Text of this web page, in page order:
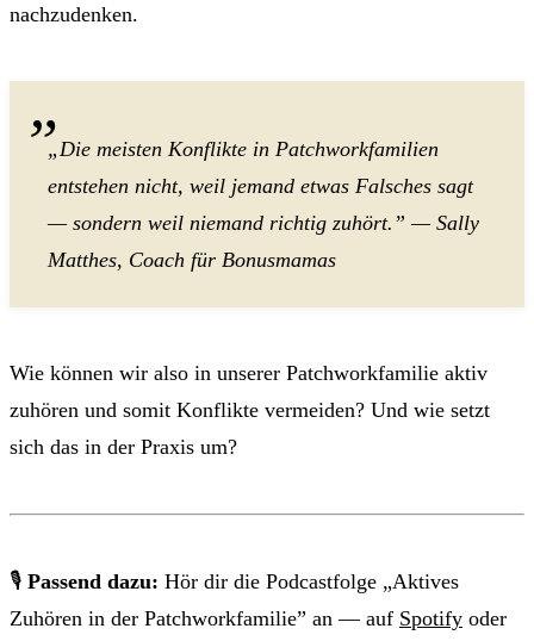
nachzudenken.
„Die meisten Konflikte in Patchworkfamilien
entstehen nicht, weil jemand etwas Falsches sagt
— sondern weil niemand richtig zuhört.” — Sally
Matthes, Coach für Bonusmamas
Wie können wir also in unserer Patchworkfamilie aktiv
zuhören und somit Konflikte vermeiden? Und wie setzt
sich das in der Praxis um?
🎙 Passend dazu: Hör dir die Podcastfolge „Aktives
Zuhören in der Patchworkfamilie” an — auf Spotify oder